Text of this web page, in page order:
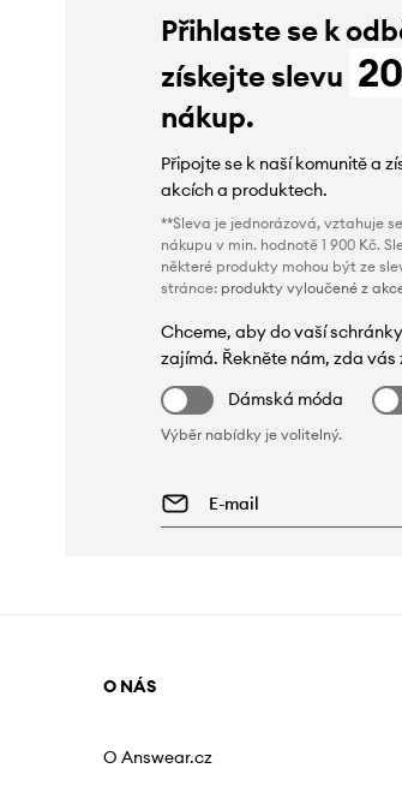
Přihlaste se k
získejte slevu
nákup.
Připojte se k naší komunitě a
akcích a produktech.
**Sleva je jednorázová, vztahuje
nákupu v min. hodnotě 1 900 Kč.
některé produkty mohou být ze
stránce: produkty vyloučené z
Chceme, aby do vaší
zajímá. Řekněte nám, zda vás
Dámská móda
Výběr nabídky je volitelný.
O NÁS
O Answear.cz